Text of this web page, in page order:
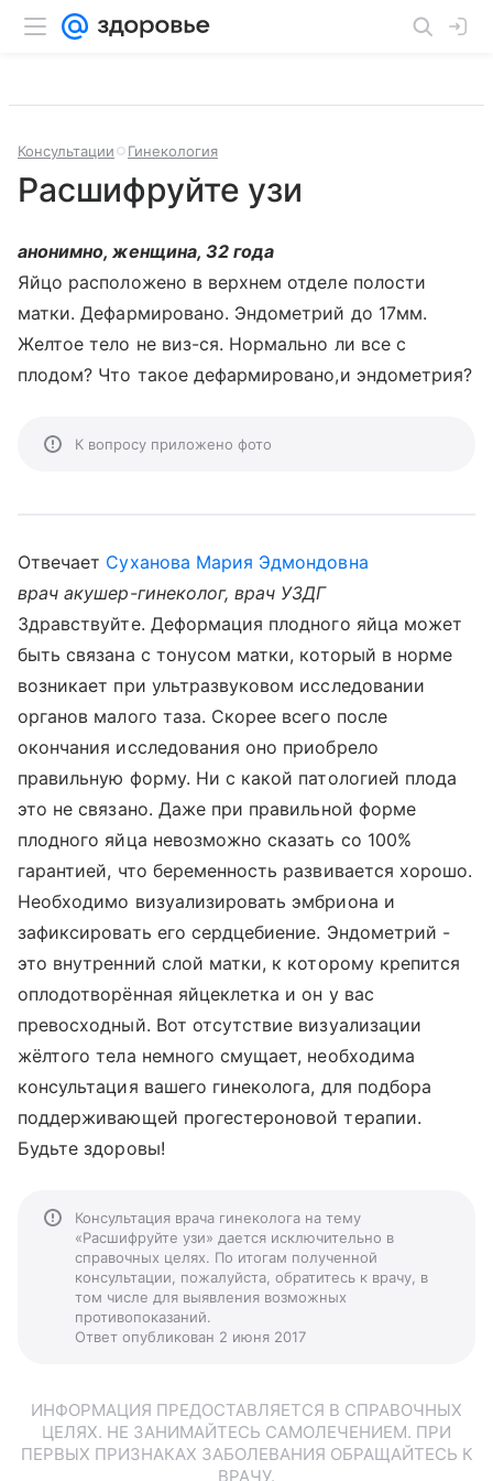
Консультации Гинекология
Расшифруйте узи
анонимно, женщина, 32 года
Яйцо расположено в верхнем отделе полости
матки. Дефармировано. Эндометрий до 17мм.
Желтое тело не виз-ся. Нормально ли все с
плодом? Что такое дефармировано,и эндометрия?
К вопросу приложено фото
Отвечает Суханова Мария Эдмондовна
врач акушер-гинеколог, врач УЗДГ
Здравствуйте. Деформация плодного яйца может
быть связана с тонусом матки, который в норме
возникает при ультразвуковом исследовании
органов малого таза. Скорее всего после
окончания исследования оно приобрело
правильную форму. Ни с какой патологией плода
это не связано. Даже при правильной форме
плодного яйца невозможно сказать со 100%
гарантией, что беременность развивается хорошо.
Необходимо визуализировать эмбриона и
зафиксировать его сердцебиение. Эндометрий -
это внутренний слой матки, к которому крепится
оплодотворённая яйцеклетка и он у вас
превосходный. Вот отсутствие визуализации
жёлтого тела немного смущает, необходима
консультация вашего гинеколога, для подбора
поддерживающей прогестероновой терапии.
Будьте здоровы!
Консультация врача гинеколога на тему
«Расшифруйте узи» дается исключительно в
справочных целях. По итогам полученной
консультации, пожалуйста, обратитесь к врачу, в
том числе для выявления возможных
противопоказаний.
Ответ опубликован 2 июня 2017
ИНФОРМАЦИЯ ПРЕДОСТАВЛЯЕТСЯ В СПРАВОЧНЫХ
ЦЕЛЯХ. НЕ ЗАНИМАЙТЕСЬ САМОЛЕЧЕНИЕМ. ПРИ
ПЕРВЫХ ПРИЗНАКАХ ЗАБОЛЕВАНИЯ ОБРАЩАЙТЕСЬ К
ВРАЧУ.